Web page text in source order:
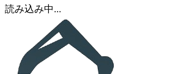
読み込み中...